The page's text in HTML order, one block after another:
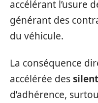
accélérant l’usure
générant des
du véhicule.
La conséquence
accélérée des
d’adhérence,